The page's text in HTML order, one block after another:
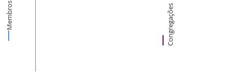
Membros Congregações